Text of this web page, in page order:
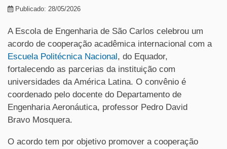
Publicado: 28/05/2026
A Escola de Engenharia de São Carlos celebrou um
acordo de cooperação acadêmica internacional com a
Escuela Politécnica Nacional, do Equador,
fortalecendo as parcerias da instituição com
universidades da América Latina. O convênio é
coordenado pelo docente do Departamento de
Engenharia Aeronáutica, professor Pedro David
Bravo Mosquera.
O acordo tem por objetivo promover a cooperação